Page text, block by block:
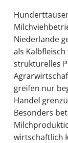
Niederlande
als
strukturelles
greifen nur
Handel
Besonders
wirtschaftlich